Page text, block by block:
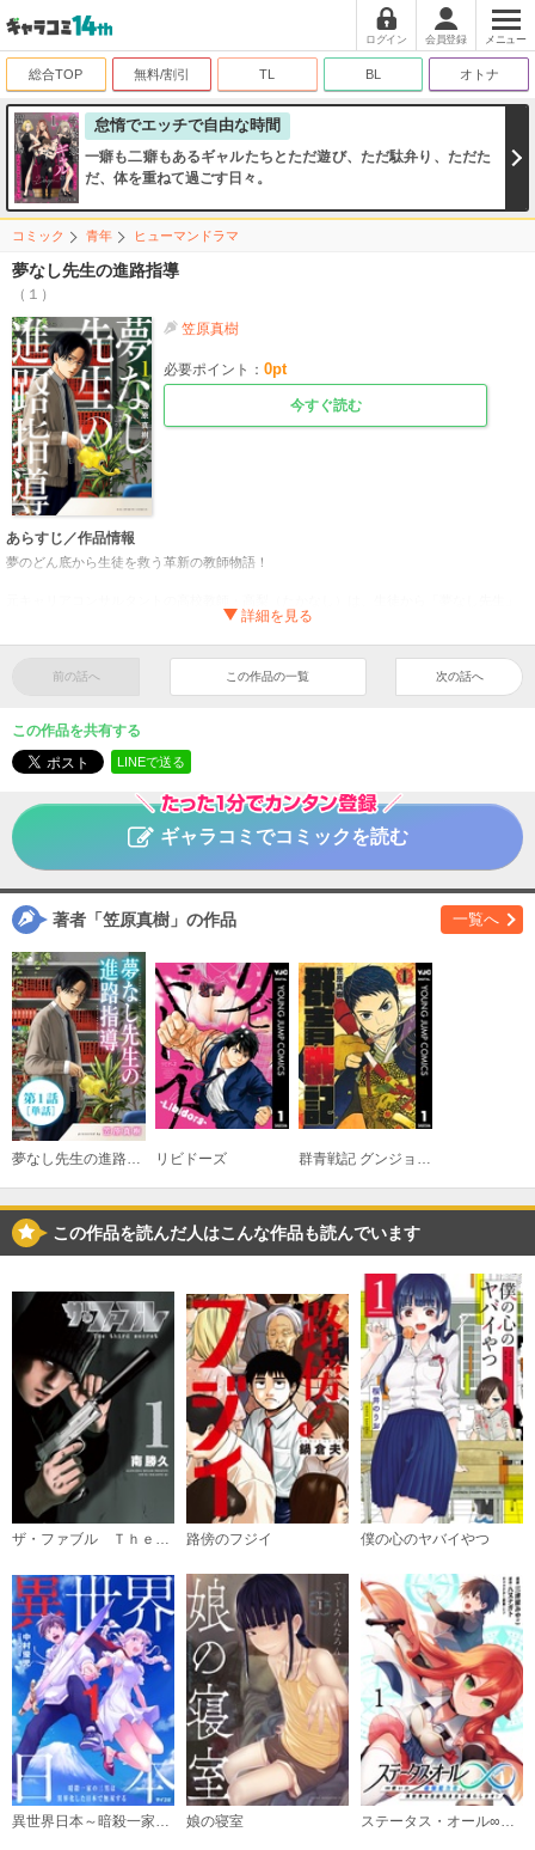
ログイン 会員登録 メニュー
総合TOP 無料/割引 TL BL オトナ
怠惰でエッチで自由な時間
一癖も二癖もあるギャルたちとただ遊び、ただ駄弁り、ただた
だ、体を重ねて過ごす日々。
コミック 青年 ヒューマンドラマ
夢なし先生の進路指導
（１）
笠原真樹
必要ポイント：0pt
今すぐ読む
あらすじ／作品情報
夢のどん底から生徒を救う革新の教師物語！
それでも夢を追い、のちに夢破れ、どん底の中でも諦めきれない生徒がいれば、卒業後
でも手を差し伸べ、「諦めるための授業」を行うのだった。
『群青戦記』『リビドーズ』の作者が放つ、新時代の教師物語！
タイトル 夢なし先生の進路指導
笠原真樹
青年 ／ヒューマンドラマ
出版社 小学館
前の話へ この作品の一覧 次の話へ
この作品を共有する
LINEで送る
ギャラコミでコミックを読む
著者「笠原真樹」の作品 一覧へ
リビドーズ
この作品を読んだ人はこんな作品も読んでいます
ザ・ファブル Ｔｈｅ ｔｈｉｒｄ ｓｅｃｒｅｔ 路傍のフジイ 僕の心のヤバイやつ
異世界日本～暗殺一家の三男は異界化した日本で無双する～【コミックス版】 娘の寝室 ステータス・オール∞（インフィニティ） ∞使いの最強能力者、異世界を自由気ままに暮らします！